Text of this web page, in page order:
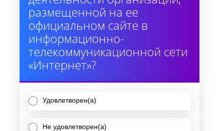
размещенной на ее
официальном сайте в
информационно-
телекоммуникационной сети
«Интернет»?
Удовлетворен(а)
Не удовлетворен(а)